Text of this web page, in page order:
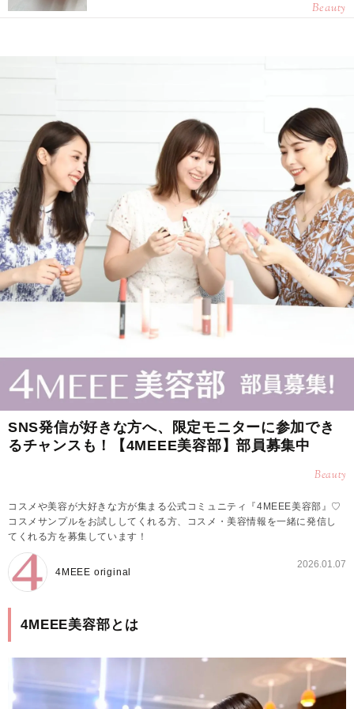
Beauty
SNS発信が好きな方へ、限定モニターに参加でき
るチャンスも！【4MEEE美容部】部員募集中
Beauty
コスメや美容が大好きな方が集まる公式コミュニティ『4MEEE美容部』♡
コスメサンプルをお試ししてくれる方、コスメ・美容情報を一緒に発信し
てくれる方を募集しています！
4MEEE original
2026.01.07
4MEEE美容部とは